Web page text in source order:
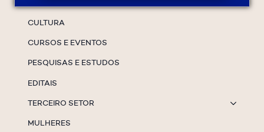
CULTURA
CURSOS E EVENTOS
PESQUISAS E ESTUDOS
EDITAIS
TERCEIRO SETOR
MULHERES